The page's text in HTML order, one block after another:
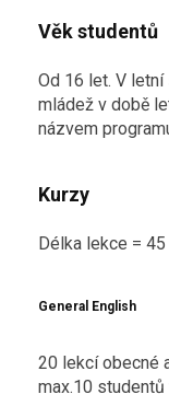
Věk studentů
Od 16 let. V
mládež v době
názvem
Kurzy
Délka lekce = 45
General English
20 lekcí obecné
max.10 studentů